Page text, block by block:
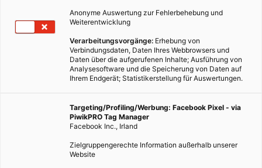
Anonyme Auswertung zur Fehlerbehebung und
Weiterentwicklung
Verarbeitungsvorgänge: Erhebung von
Verbindungsdaten, Daten Ihres Webbrowsers und
Daten über die aufgerufenen Inhalte; Ausführung von
Analysesoftware und die Speicherung von Daten auf
Ihrem Endgerät; Statistikerstellung für Auswertungen.
Targeting/Profiling/Werbung: Facebook Pixel - via
PiwikPRO Tag Manager
Facebook Inc., Irland
Zielgruppengerechte Information außerhalb unserer
Website